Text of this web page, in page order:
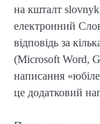
на кшталт
електронний
відповідь за
(Microsoft Word,
написання
це додатковий